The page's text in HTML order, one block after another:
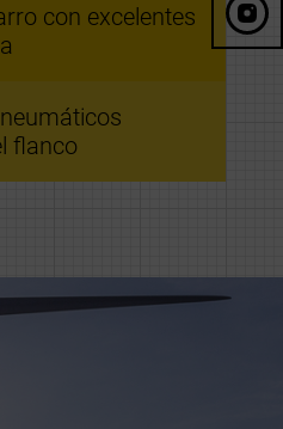
con excelentes
flanco